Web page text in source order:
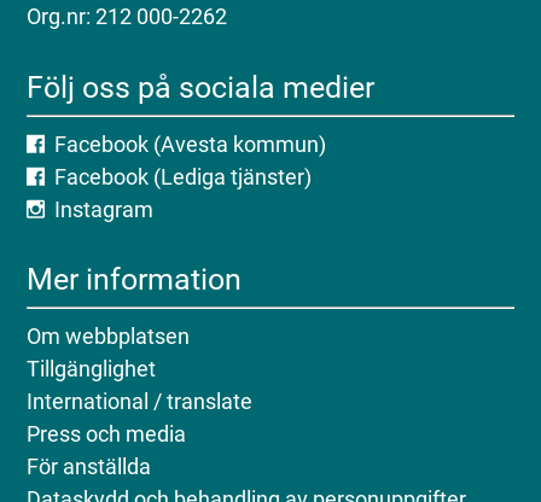
Org.nr: 212 000-2262
Följ oss på sociala medier
Facebook (Avesta kommun)
Facebook (Lediga tjänster)
Instagram
Mer information
Om webbplatsen
Tillgänglighet
International / translate
Press och media
För anställda